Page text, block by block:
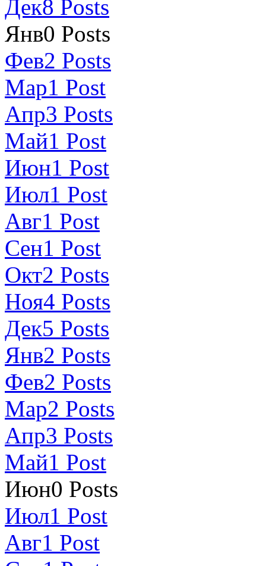
Дек8 Posts
Янв0 Posts
Фев2 Posts
Мар1 Post
Апр3 Posts
Май1 Post
Июн1 Post
Июл1 Post
Авг1 Post
Сен1 Post
Окт2 Posts
Ноя4 Posts
Дек5 Posts
Янв2 Posts
Фев2 Posts
Мар2 Posts
Апр3 Posts
Май1 Post
Июн0 Posts
Июл1 Post
Авг1 Post